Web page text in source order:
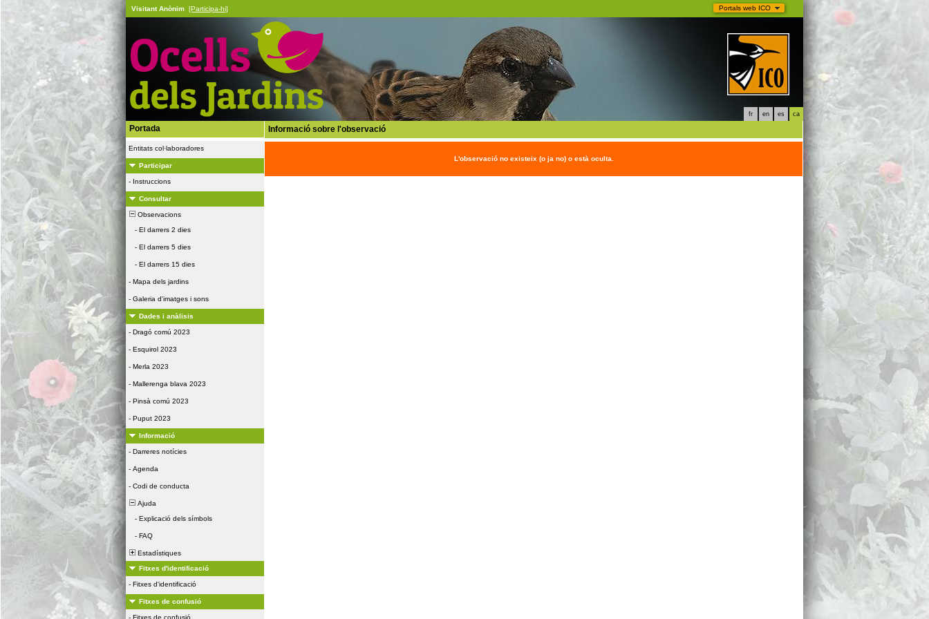
Portals web ICO
Visitant Anònim [Participa-hi]
fr en es ca
Portada
Entitats col·laboradores
Participar
- Instruccions
Consultar
Observacions
- El darrers 2 dies
- El darrers 5 dies
- El darrers 15 dies
- Mapa dels jardins
- Galeria d'imatges i sons
Dades i anàlisis
- Dragó comú 2023
- Esquirol 2023
- Merla 2023
- Mallerenga blava 2023
- Pinsà comú 2023
- Puput 2023
Informació
- Darreres notícies
- Agenda
- Codi de conducta
Ajuda
- Explicació dels símbols
- FAQ
Estadístiques
Fitxes d'identificació
- Fitxes d'identificació
Fitxes de confusió
- Fitxes de confusió
Informació sobre l'observació
L'observació no existeix (o ja no) o està oculta.